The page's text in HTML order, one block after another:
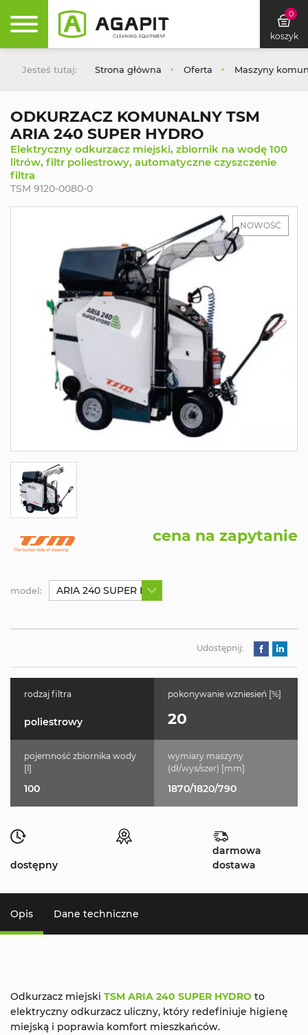
0
koszyk
Jesteś tutaj: Strona główna Oferta Maszyny
ODKURZACZ KOMUNALNY TSM
ARIA 240 SUPER HYDRO
Elektryczny odkurzacz miejski, zbiornik na wodę 100
litrów, filtr poliestrowy, automatyczne czyszczenie
filtra
TSM 9120-0080-0
NOWOŚĆ
cena na zapytanie
model: ARIA 240 SUPER HYDRO
Udostępnij:
rodzaj filtra
poliestrowy
pokonywanie wzniesień [%]
20
pojemność zbiornika wody
[l]
100
wymiary maszyny
(dł/wys/szer) [mm]
1870/1820/790
dostępny
darmowa
dostawa
Opis Dane techniczne
Odkurzacz miejski TSM ARIA 240 SUPER HYDRO to
elektryczny odkurzacz uliczny, który redefiniuje higienę
miejską i poprawia komfort mieszkańców.